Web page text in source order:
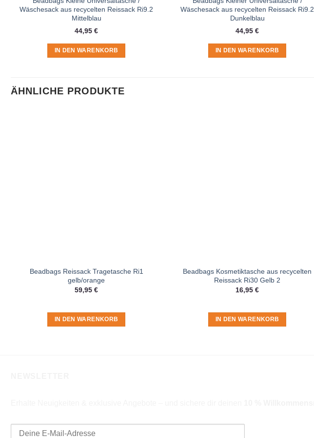
Wäschesack aus recycelten Reissack Ri9.2
Mittelblau
44,95 €
IN DEN WARENKORB
Wäschesack aus recycelten Reissack Ri9.2
Dunkelblau
44,95 €
IN DEN WARENKORB
ÄHNLICHE PRODUKTE
Beadbags Reissack Tragetasche Ri1
gelb/orange
59,95 €
IN DEN WARENKORB
Beadbags Kosmetiktasche aus recycelten
Reissack Ri30 Gelb 2
16,95 €
IN DEN WARENKORB